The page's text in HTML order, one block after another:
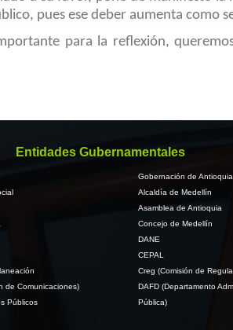
pues ese deber aumenta como
para la reflexión,
Entidades Gubernamentales
de Comunicaciones)
Públicos
Gobernación de Antioquia
Alcaldía de Medellín
Asamblea de Antioquia
Concejo de Medellín
DANE
CEPAL
Creg (Comisión de
DAFD (Departamento
Pública)